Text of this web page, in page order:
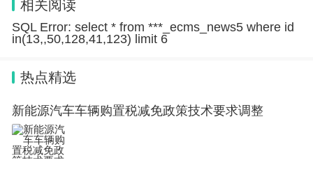
相关阅读
SQL Error: select * from ***_ecms_news5 where id
in(13,,50,128,41,123) limit 6
热点精选
新能源汽车车辆购置税减免政策技术要求调整